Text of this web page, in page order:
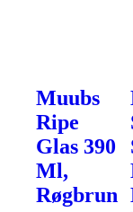
Muubs
Ripe
Glas 390
Ml,
Røgbrun